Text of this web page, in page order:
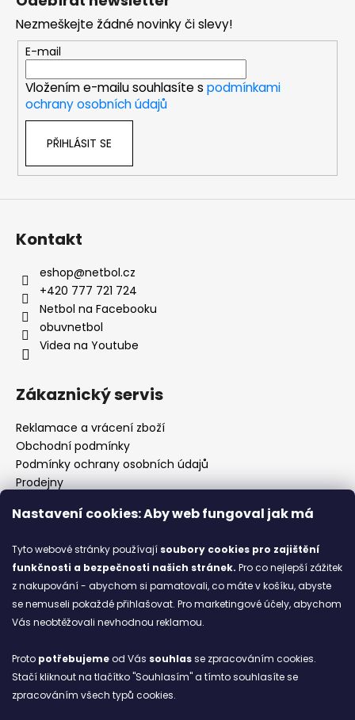
Nastavení cookies: Aby web fungoval jak má
Tyto webové stránky používají soubory cookies pro zajištění
funkčnosti a bezpečnosti našich stránek. Pro co nejlepší zážitek
z nakupování - abychom si pamatovali, co máte v košíku, abyste
se nemuseli pokaždé přihlašovat. Pro marketingové účely, abychom
Vás neobtěžovali nevhodnou reklamou.
Proto potřebujemeod Vás souhlasse zpracováním cookies.
Stačí kliknout na tlačítko "Souhlasím" a tímto souhlasíte se
zpracováním všech typů cookies.
Nezmeškejte žádné novinky či slevy!
E-mail
Vložením e-mailu souhlasíte s podmínkami
ochrany osobních údajů
PŘIHLÁSIT SE
Kontakt
eshop@netbol.cz
+420 777 721 724
Netbol na Facebooku
obuvnetbol
Videa na Youtube
Zákaznický servis
Reklamace a vrácení zboží
Obchodní podmínky
Podmínky ochrany osobních údajů
Prodejny
Značky
Blog
Ze starých bot staronové
ARCHIV